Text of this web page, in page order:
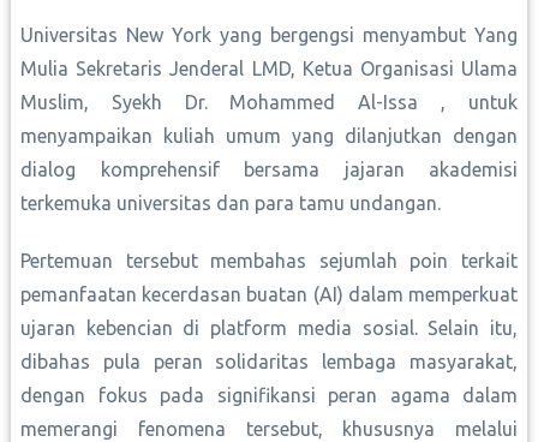
Universitas New York yang bergengsi menyambut Yang
Mulia Sekretaris Jenderal LMD, Ketua Organisasi Ulama
Muslim, Syekh Dr. Mohammed Al-Issa , untuk
menyampaikan kuliah umum yang dilanjutkan dengan
dialog komprehensif bersama jajaran akademisi
terkemuka universitas dan para tamu undangan.
Pertemuan tersebut membahas sejumlah poin terkait
pemanfaatan kecerdasan buatan (AI) dalam memperkuat
ujaran kebencian di platform media sosial. Selain itu,
dibahas pula peran solidaritas lembaga masyarakat,
dengan fokus pada signifikansi peran agama dalam
memerangi fenomena tersebut, khususnya melalui